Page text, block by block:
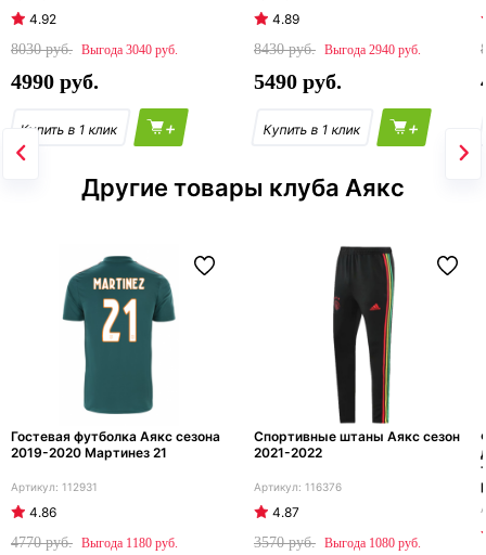
4.92
8030
3040
4990
+
4.89
8430
2940
5490
+
Другие товары клуба Аякс
Гостевая футболка Аякс сезона
2019-2020 Мартинез 21
112931
4.86
4770
1180
Спортивные штаны Аякс сезон
2021-2022
116376
4.87
3570
1080